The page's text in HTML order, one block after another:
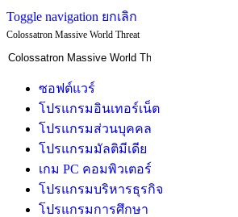
Toggle navigation ยกเลิก
Colossatron Massive World Threat
ซอฟต์แวร์
โปรแกรมอินเทอร์เน็ต
โปรแกรมส่วนบุคคล
โปรแกรมมัลติมีเดีย
เกม PC คอมพิวเตอร์
โปรแกรมบริหารธุรกิจ
โปรแกรมการศึกษา